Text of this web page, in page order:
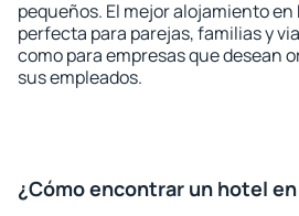
pequeños. El mejor alojamiento en
perfecta para parejas, familias y
como para empresas que desean
sus empleados.
¿Cómo encontrar un hotel